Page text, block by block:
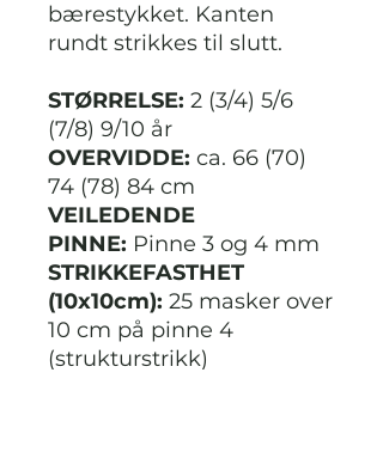
bærestykket. Kanten
rundt strikkes til slutt.
STØRRELSE: 2 (3/4) 5/6
(7/8) 9/10 år
OVERVIDDE: ca. 66 (70)
74 (78) 84 cm
VEILEDENDE
PINNE: Pinne 3 og 4 mm
STRIKKEFASTHET
(10x10cm): 25 masker over
10 cm på pinne 4
(strukturstrikk)